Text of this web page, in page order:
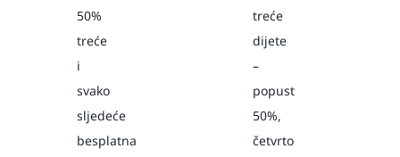
50%
treće
i
svako
sljedeće
besplatna
treće
dijete
–
popust
50%,
četvrto